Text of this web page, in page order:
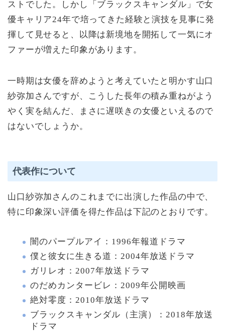
ストでした。しかし「ブラックスキャンダル」で女
優キャリア24年で培ってきた経験と演技を見事に発
揮して見せると、以降は新境地を開拓して一気にオ
ファーが増えた印象があります。
一時期は女優を辞めようと考えていたと明かす山口
紗弥加さんですが、こうした長年の積み重ねがよう
やく実を結んだ、まさに遅咲きの女優といえるので
はないでしょうか。
代表作について
山口紗弥加さんのこれまでに出演した作品の中で、
特に印象深い評価を得た作品は下記のとおりです。
闇のパープルアイ：1996年報道ドラマ
僕と彼女に生きる道：2004年放送ドラマ
ガリレオ：2007年放送ドラマ
のだめカンタービレ：2009年公開映画
絶対零度：2010年放送ドラマ
ブラックスキャンダル（主演）：2018年放送
ドラマ